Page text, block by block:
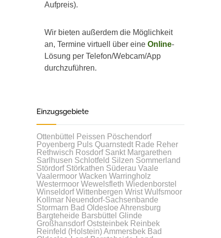
Aufpreis).
Wir bieten außerdem die Möglichkeit
an, Termine virtuell über eine Online-
Lösung per Telefon/Webcam/App
durchzuführen.
Einzugsgebiete
Ottenbüttel Peissen Pöschendorf
Poyenberg Puls Quarnstedt Rade Reher
Rethwisch Rosdorf Sankt Margarethen
Sarlhusen Schlotfeld Silzen Sommerland
Stördorf Störkathen Süderau Vaale
Vaalermoor Wacken Warringholz
Westermoor Wewelsfleth Wiedenborstel
Winseldorf Wittenbergen Wrist Wulfsmoor
Kollmar Neuendorf-Sachsenbande
Stormarn Bad Oldesloe Ahrensburg
Bargteheide Barsbüttel Glinde
Großhansdorf Oststeinbek Reinbek
Reinfeld (Holstein)Ammersbek Bad